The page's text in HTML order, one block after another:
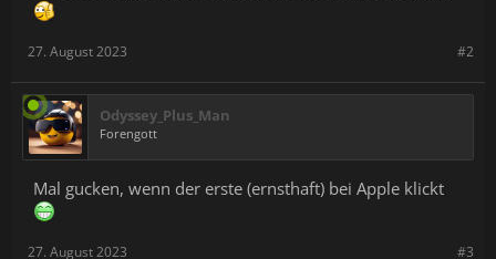
#2
27. August 2023
Odyssey_Plus_Man
Forengott
Mal gucken, wenn der erste (ernsthaft) bei Apple klickt
#3
27. August 2023